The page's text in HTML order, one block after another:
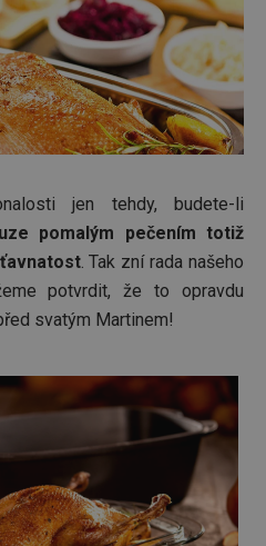
jen tehdy, budete-li
pomalým pečením totiž
. Tak zní rada našeho
potvrdit, že to opravdu
svatým Martinem!